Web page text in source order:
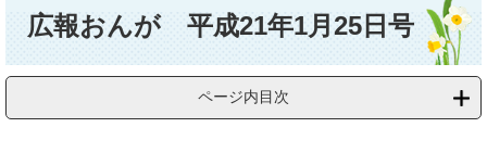
広報おんが 平成21年1月25日号
ページ内目次